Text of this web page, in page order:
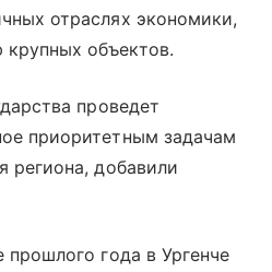
отраслях экономики,
крупных объектов.
проведет
приоритетным задачам
региона, добавили
года в Ургенче